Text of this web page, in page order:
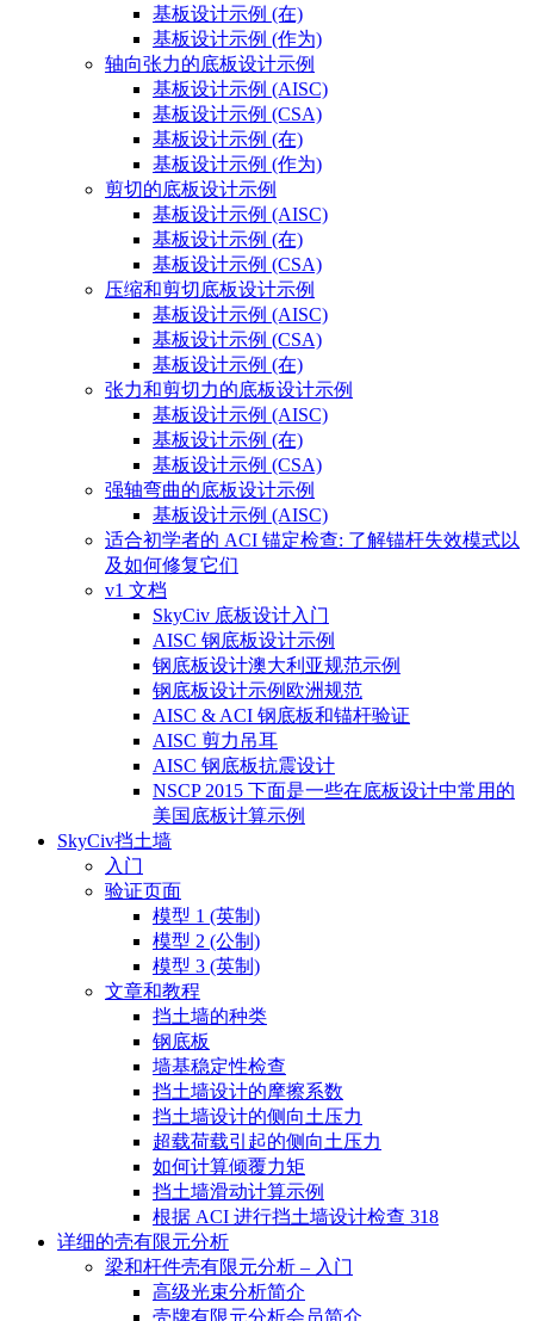
基板设计示例 (在)
基板设计示例 (作为)
轴向张力的底板设计示例
基板设计示例 (AISC)
基板设计示例 (CSA)
基板设计示例 (在)
基板设计示例 (作为)
剪切的底板设计示例
基板设计示例 (AISC)
基板设计示例 (在)
基板设计示例 (CSA)
压缩和剪切底板设计示例
基板设计示例 (AISC)
基板设计示例 (CSA)
基板设计示例 (在)
张力和剪切力的底板设计示例
基板设计示例 (AISC)
基板设计示例 (在)
基板设计示例 (CSA)
强轴弯曲的底板设计示例
基板设计示例 (AISC)
适合初学者的 ACI 锚定检查: 了解锚杆失效模式以
及如何修复它们
v1 文档
SkyCiv 底板设计入门
AISC 钢底板设计示例
钢底板设计澳大利亚规范示例
钢底板设计示例欧洲规范
AISC & ACI 钢底板和锚杆验证
AISC 剪力吊耳
AISC 钢底板抗震设计
NSCP 2015 下面是一些在底板设计中常用的
美国底板计算示例
SkyCiv挡土墙
入门
验证页面
模型 1 (英制)
模型 2 (公制)
模型 3 (英制)
文章和教程
挡土墙的种类
钢底板
墙基稳定性检查
挡土墙设计的摩擦系数
挡土墙设计的侧向土压力
超载荷载引起的侧向土压力
如何计算倾覆力矩
挡土墙滑动计算示例
根据 ACI 进行挡土墙设计检查 318
详细的壳有限元分析
梁和杆件壳有限元分析 – 入门
高级光束分析简介
壳牌有限元分析会员简介